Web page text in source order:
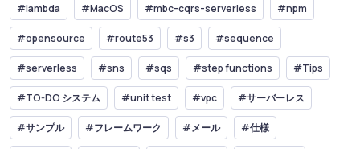
#lambda #MacOS #mbc-cqrs-serverless #npm
#opensource #route53 #s3 #sequence
#serverless #sns #sqs #step functions #Tips
#TO-DO システム #unit test #vpc #サーバーレス
#サンプル #フレームワーク #メール #仕様